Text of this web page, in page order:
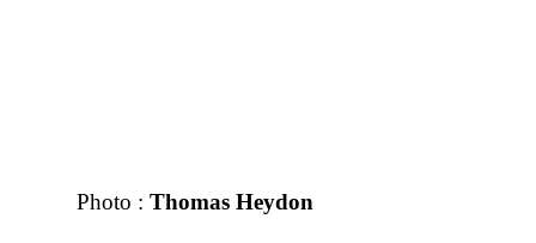
Photo : Thomas Heydon